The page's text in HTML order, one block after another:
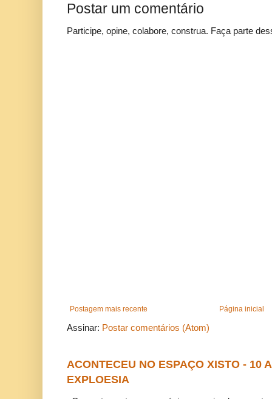
Postar um comentário
Participe, opine, colabore, construa. Faça parte
Postagem mais recente Página inicial
Assinar: Postar comentários (Atom)
ACONTECEU NO ESPAÇO XISTO - 10
EXPLOESIA